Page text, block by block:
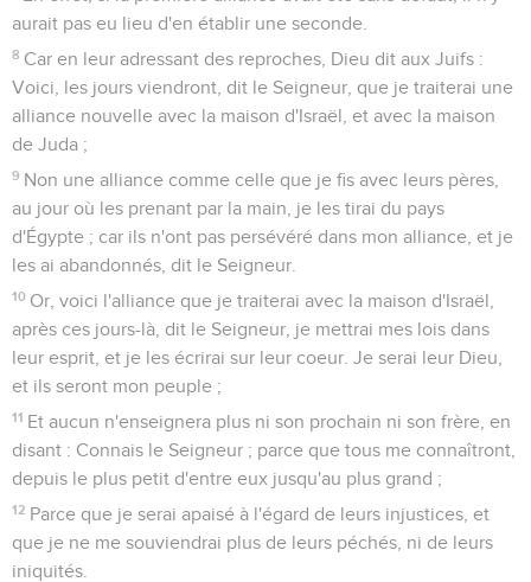
aurait pas eu lieu d'en établir une seconde.
8 Car en leur adressant des reproches, Dieu dit aux Juifs :
Voici, les jours viendront, dit le Seigneur, que je traiterai une
alliance nouvelle avec la maison d'Israël, et avec la maison
de Juda ;
9 Non une alliance comme celle que je fis avec leurs pères,
au jour où les prenant par la main, je les tirai du pays
d'Égypte ; car ils n'ont pas persévéré dans mon alliance, et je
les ai abandonnés, dit le Seigneur.
10 Or, voici l'alliance que je traiterai avec la maison d'Israël,
après ces jours-là, dit le Seigneur, je mettrai mes lois dans
leur esprit, et je les écrirai sur leur coeur. Je serai leur Dieu,
et ils seront mon peuple ;
11 Et aucun n'enseignera plus ni son prochain ni son frère, en
disant : Connais le Seigneur ; parce que tous me connaîtront,
depuis le plus petit d'entre eux jusqu'au plus grand ;
12 Parce que je serai apaisé à l'égard de leurs injustices, et
que je ne me souviendrai plus de leurs péchés, ni de leurs
iniquités.